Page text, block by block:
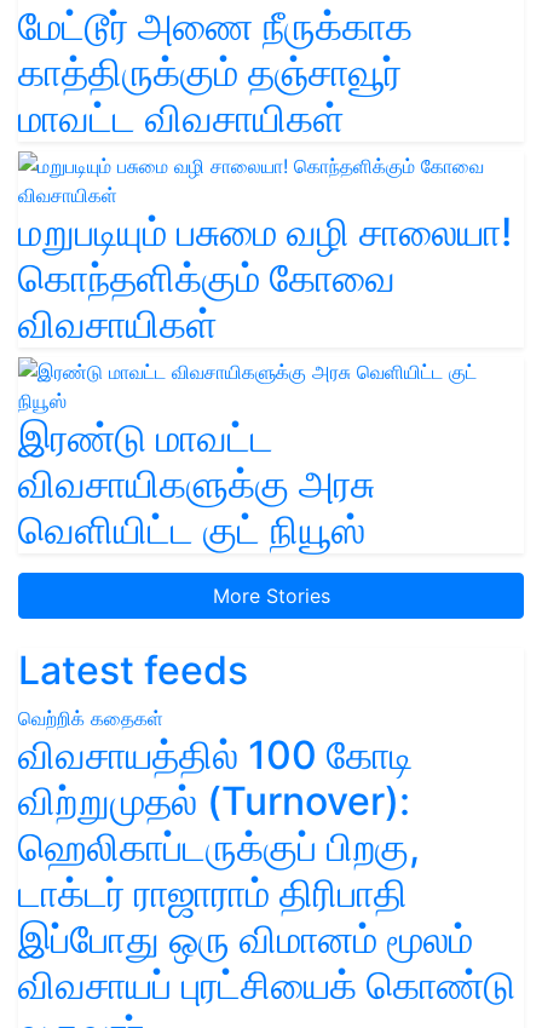
மேட்டூர் அணை நீருக்காக
காத்திருக்கும் தஞ்சாவூர்
மாவட்ட விவசாயிகள்
மறுபடியும் பசுமை வழி சாலையா!
கொந்தளிக்கும் கோவை
விவசாயிகள்
இரண்டு மாவட்ட
விவசாயிகளுக்கு அரசு
வெளியிட்ட குட் நியூஸ்
More Stories
Latest feeds
வெற்றிக் கதைகள்
விவசாயத்தில் 100 கோடி
விற்றுமுதல் (Turnover):
ஹெலிகாப்டருக்குப் பிறகு,
டாக்டர் ராஜாராம் திரிபாதி
இப்போது ஒரு விமானம் மூலம்
விவசாயப் புரட்சியைக் கொண்டு